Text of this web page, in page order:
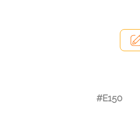
#E150